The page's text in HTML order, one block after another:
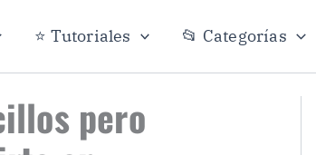
⭐ Tutoriales 📂 Categorías
pero